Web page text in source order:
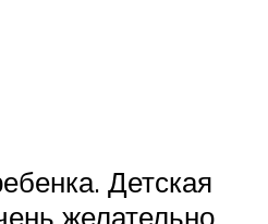
Детская
желательно